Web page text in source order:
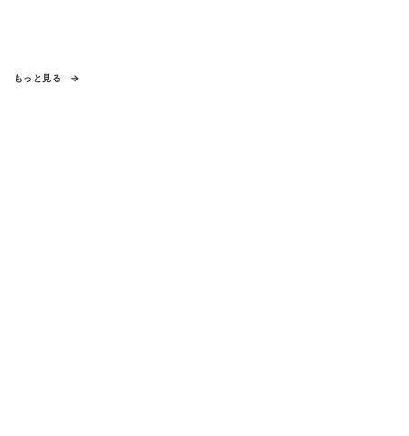
もっと見る